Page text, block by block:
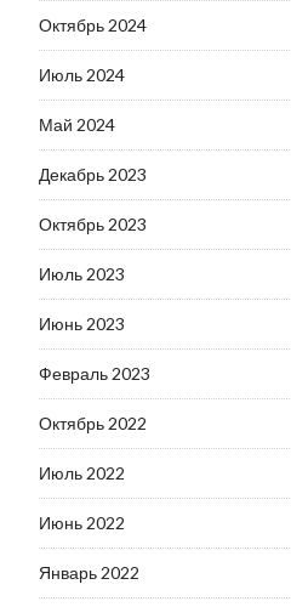
Октябрь 2024
Июль 2024
Май 2024
Декабрь 2023
Октябрь 2023
Июль 2023
Июнь 2023
Февраль 2023
Октябрь 2022
Июль 2022
Июнь 2022
Январь 2022